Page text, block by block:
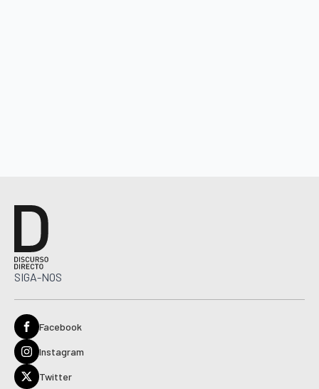
SIGA-NOS
Facebook
Instagram
Twitter